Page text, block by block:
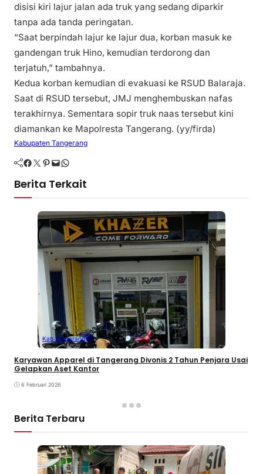
disisi kiri lajur jalan ada truk yang sedang diparkir
tanpa ada tanda peringatan.
“Saat berpindah lajur ke lajur dua, korban masuk ke
gandengan truk Hino, kemudian terdorong dan
terjatuh,” tambahnya.
Kedua korban kemudian di evakuasi ke RSUD Balaraja.
Saat di RSUD tersebut, JMJ menghembuskan nafas
terakhirnya. Sementara sopir truk naas tersebut kini
diamankan ke Mapolresta Tangerang. (yy/firda)
Kabupaten Tangerang
Facebook Twitter Pinterest Mail WhatsApp
Berita Terkait
Kab Tangerang
Karyawan Apparel di Tangerang Divonis 2 Tahun Penjara Usai
Gelapkan Aset Kantor
6 Februari 2026
Berita Terbaru